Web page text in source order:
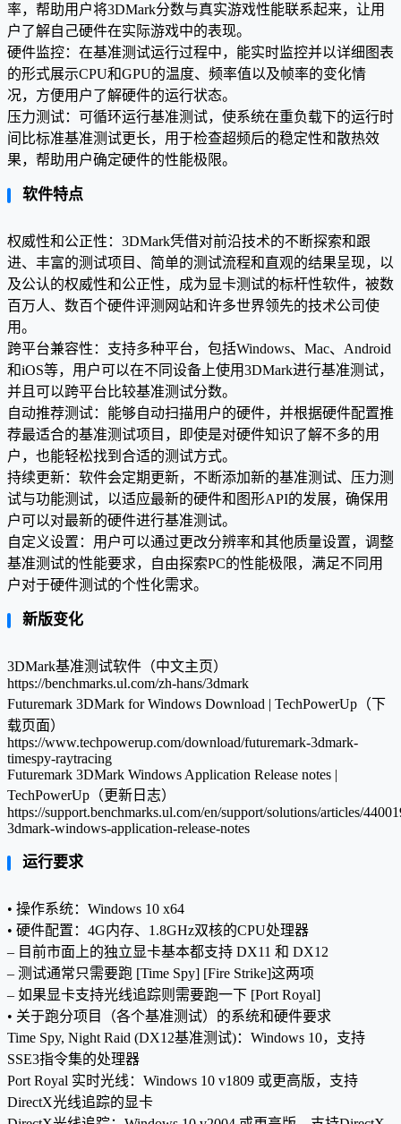
率，帮助用户将3DMark分数与真实游戏性能联系起来，让用
户了解自己硬件在实际游戏中的表现。
硬件监控：在基准测试运行过程中，能实时监控并以详细图表
的形式展示CPU和GPU的温度、频率值以及帧率的变化情
况，方便用户了解硬件的运行状态。
压力测试：可循环运行基准测试，使系统在重负载下的运行时
间比标准基准测试更长，用于检查超频后的稳定性和散热效
果，帮助用户确定硬件的性能极限。
软件特点
权威性和公正性：3DMark凭借对前沿技术的不断探索和跟
进、丰富的测试项目、简单的测试流程和直观的结果呈现，以
及公认的权威性和公正性，成为显卡测试的标杆性软件，被数
百万人、数百个硬件评测网站和许多世界领先的技术公司使
用。
跨平台兼容性：支持多种平台，包括Windows、Mac、Android
和iOS等，用户可以在不同设备上使用3DMark进行基准测试，
并且可以跨平台比较基准测试分数。
自动推荐测试：能够自动扫描用户的硬件，并根据硬件配置推
荐最适合的基准测试项目，即使是对硬件知识了解不多的用
户，也能轻松找到合适的测试方式。
持续更新：软件会定期更新，不断添加新的基准测试、压力测
试与功能测试，以适应最新的硬件和图形API的发展，确保用
户可以对最新的硬件进行基准测试。
自定义设置：用户可以通过更改分辨率和其他质量设置，调整
基准测试的性能要求，自由探索PC的性能极限，满足不同用
户对于硬件测试的个性化需求。
新版变化
3DMark基准测试软件（中文主页）
https://benchmarks.ul.com/zh-hans/3dmark
Futuremark 3DMark for Windows Download | TechPowerUp（下
载页面）
https://www.techpowerup.com/download/futuremark-3dmark-
timespy-raytracing
Futuremark 3DMark Windows Application Release notes |
TechPowerUp（更新日志）
https://support.benchmarks.ul.com/en/support/solutions/articles/
3dmark-windows-application-release-notes
运行要求
• 操作系统：Windows 10 x64
• 硬件配置：4G内存、1.8GHz双核的CPU处理器
– 目前市面上的独立显卡基本都支持 DX11 和 DX12
– 测试通常只需要跑 [Time Spy] [Fire Strike]这两项
– 如果显卡支持光线追踪则需要跑一下 [Port Royal]
• 关于跑分项目（各个基准测试）的系统和硬件要求
Time Spy, Night Raid (DX12基准测试)：Windows 10，支持
SSE3指令集的处理器
Port Royal 实时光线：Windows 10 v1809 或更高版，支持
DirectX光线追踪的显卡